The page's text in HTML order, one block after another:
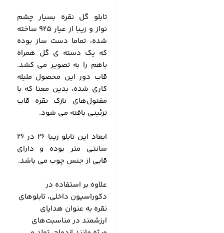
تابلو گل نقره بسیار چشم
نواز و زیبا از عیار 925 ساخته
شده، تماما دست ساز بوده
که یک دسته ی گل همراه
باهم را به تصویر می کشد.
قاب دور این محصول ملیله
کاری شده، بدین معنا که با
مفتول‌های نازک نقره قاب
تزئینی بافته می شود.
ابعاد این تابلو زیبا 26 در 26
سانتی متر بوده و دارای
قابی از جنس چوب می باشد.
علاوه بر استفاده در
دکوراسیون داخلی، تابلوهای
نقره‌ به عنوان هدایای
ارزشمند در مناسبت‌های